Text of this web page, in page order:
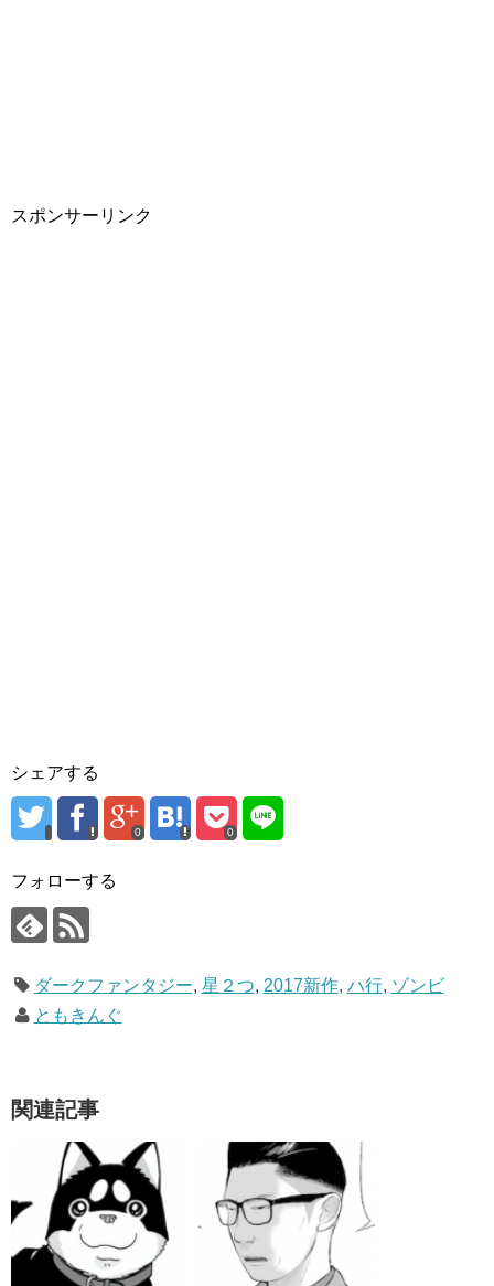
スポンサーリンク
シェアする
0 0
フォローする
ダークファンタジー, 星２つ, 2017新作, ハ行, ゾンビ
ともきんぐ
関連記事